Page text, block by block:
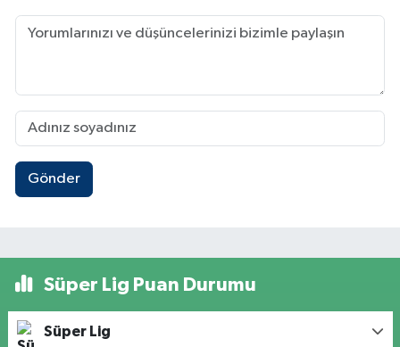
Gönder
Süper Lig Puan Durumu
Süper Lig